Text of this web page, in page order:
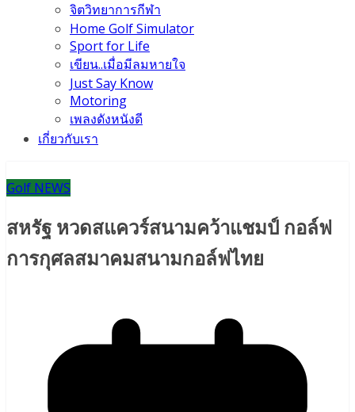
จิตวิทยาการกีฬา
Home Golf Simulator
Sport for Life
เขียน..เมื่อมีลมหายใจ
Just Say Know
Motoring
เพลงดังหนังดี
เกี่ยวกับเรา
Golf NEWS
สหรัฐ หวดสแควร์สนามคว้าแชมป์ กอล์ฟ
การกุศลสมาคมสนามกอล์ฟไทย